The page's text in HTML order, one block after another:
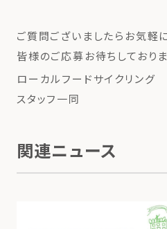
ご質問ございましたらお気軽
皆様のご応募お待ちしておりま
ローカルフードサイクリング
スタッフ一同
関連ニュース